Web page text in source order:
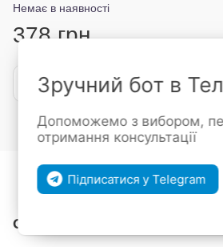
Немає в наявності
378 грн
Повідомити, коли
Увійтидля відображення
До обраного
Опис
Зручний бот в
Допоможемо з вибором,
отримання консультації
Підписатися у Telegram